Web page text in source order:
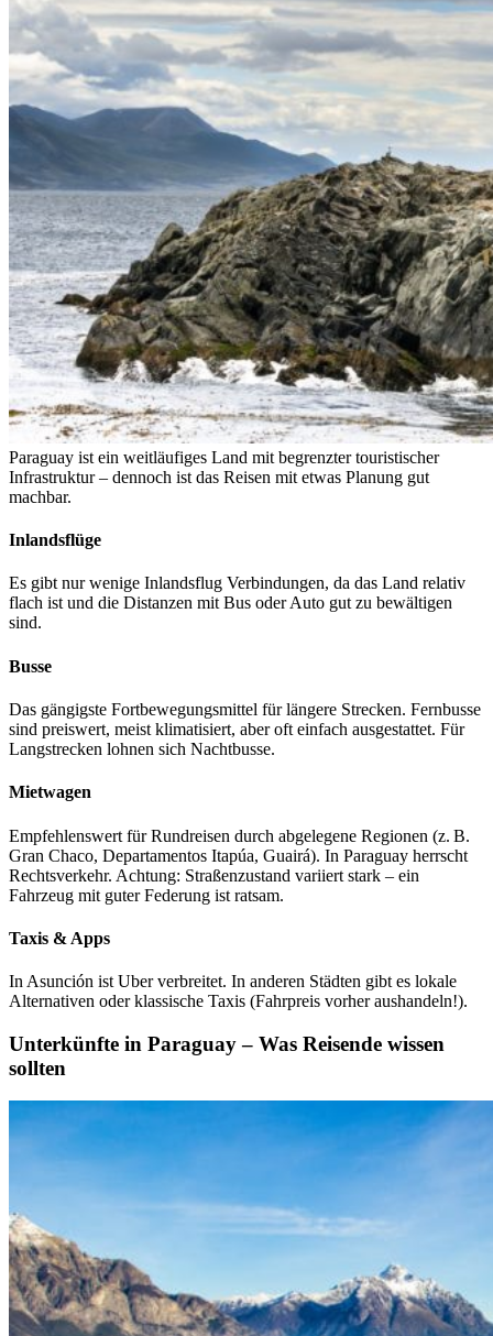
Paraguay ist ein weitläufiges Land mit begrenzter touristischer
Infrastruktur – dennoch ist das Reisen mit etwas Planung gut
machbar.
Inlandsflüge
Es gibt nur wenige Inlandsflug Verbindungen, da das Land relativ
flach ist und die Distanzen mit Bus oder Auto gut zu bewältigen
sind.
Busse
Das gängigste Fortbewegungsmittel für längere Strecken. Fernbusse
sind preiswert, meist klimatisiert, aber oft einfach ausgestattet. Für
Langstrecken lohnen sich Nachtbusse.
Mietwagen
Empfehlenswert für Rundreisen durch abgelegene Regionen (z. B.
Gran Chaco, Departamentos Itapúa, Guairá). In Paraguay herrscht
Rechtsverkehr. Achtung: Straßenzustand variiert stark – ein
Fahrzeug mit guter Federung ist ratsam.
Taxis & Apps
In Asunción ist Uber verbreitet. In anderen Städten gibt es lokale
Alternativen oder klassische Taxis (Fahrpreis vorher aushandeln!).
Unterkünfte in Paraguay – Was Reisende wissen
sollten